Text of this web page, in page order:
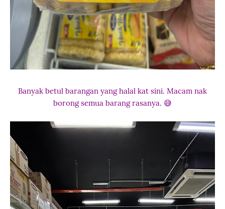
Banyak betul barangan yang halal kat sini. Macam nak
borong semua barang rasanya. 😅